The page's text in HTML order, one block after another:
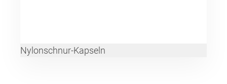
Nylonschnur-Kapseln